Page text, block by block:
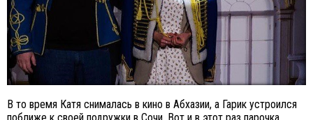
В то время Катя снималась в кино в Абхазии, а Гарик устроился